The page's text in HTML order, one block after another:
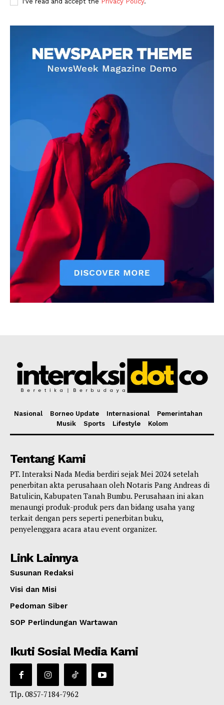
Nasional Borneo Update Internasional
Pemerintahan
Musik
Sports Lifestyle Kolom
Tentang Kami
PT. Interaksi Nada Media berdiri sejak Mei 2024 setelah
penerbitan akta perusahaan oleh Notaris Pang Andreas di
Batulicin, Kabupaten Tanah Bumbu. Perusahaan ini akan
menaungi produk-produk pers dan bidang usaha yang
terkait dengan pers seperti penerbitan buku,
penyelenggara acara atau event organizer.
Link Lainnya
Susunan Redaksi
Visi dan Misi
Pedoman Siber
SOP Perlindungan Wartawan
Ikuti Sosial Media Kami
Tlp. 0857-7184-7962